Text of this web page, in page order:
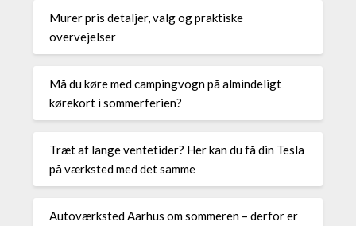
Murer pris detaljer, valg og praktiske
overvejelser
Må du køre med campingvogn på almindeligt
kørekort i sommerferien?
Træt af lange ventetider? Her kan du få din Tesla
på værksted med det samme
Autoværksted Aarhus om sommeren – derfor er